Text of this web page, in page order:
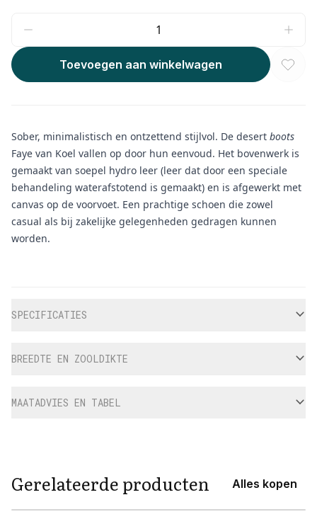
Toevoegen aan winkelwagen
Sober, minimalistisch en ontzettend stijlvol. De desert boots
Faye van Koel vallen op door hun eenvoud. Het bovenwerk is
gemaakt van soepel hydro leer (leer dat door een speciale
behandeling waterafstotend is gemaakt) en is afgewerkt met
canvas op de voorvoet. Een prachtige schoen die zowel
casual als bij zakelijke gelegenheden gedragen kunnen
worden.
SPECIFICATIES
BREEDTE EN ZOOLDIKTE
MAATADVIES EN TABEL
Gerelateerde producten Alles kopen